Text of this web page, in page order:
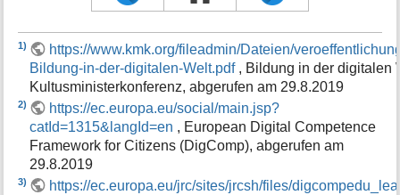
1)
https://www.kmk.org/fileadmin/Dateien/
Bildung-in-der-digitalen-Welt.pdf, Bildung in der digitalen
Kultusministerkonferenz, abgerufen am 29.8.2019
2)
https://ec.europa.eu/social/main.jsp?
catId=1315&langId=en , European Digital Competence
Framework for Citizens (DigComp), abgerufen am
29.8.2019
3)
https://ec.europa.eu/jrc/sites/jrcsh/files/